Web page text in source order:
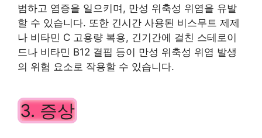
범하고 염증을 일으키며, 만성 위축성 위염을 유발
할 수 있습니다. 또한 긴시간 사용된 비스무트 제제
나 비타민 C 고용량 복용, 긴기간에 걸친 스테로이
드나 비타민 B12 결핍 등이 만성 위축성 위염 발생
의 위험 요소로 작용할 수 있습니다.
3. 증상